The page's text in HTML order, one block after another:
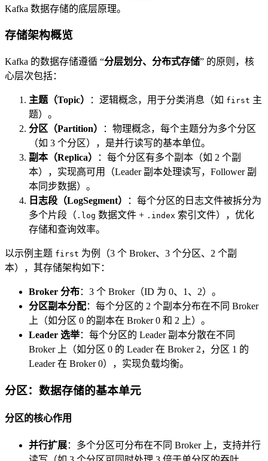
Kafka 数据存储的底层原理。
存储架构概览
Kafka 的数据存储遵循 “分层划分、分布式存储” 的原则，核
心层次包括：
主题（Topic） ：逻辑概念，用于分类消息（如 first 主
题）。
分区（Partition）
：物理概念，每个主题分为多个分区
（如 3 个分区），是并行读写的基本单位。
副本（Replica）
：每个分区有多个副本（如 2 个副
本），实现高可用（Leader 副本处理读写，Follower 副
本同步数据）。
日志段（LogSegment）
：每个分区的日志文件被拆分为
多个片段（ .log 数据文件 + .index 索引文件），优化
存储和查询效率。
以示例主题 first 为例（3 个 Broker、3 个分区、2 个副
本），其存储架构如下：
Broker 分布：3 个 Broker（ID 为 0、1、2）。
分区副本分配：每个分区的 2 个副本分布在不同 Broker
上（如分区 0 的副本在 Broker 0 和 2 上）。
Leader 选举：每个分区的 Leader 副本分散在不同
Broker 上（如分区 0 的 Leader 在 Broker 2，分区 1 的
Leader 在 Broker 0），实现负载均衡。
分区：数据存储的基本单元
分区的核心作用
并行扩展：多个分区可分布在不同 Broker 上，支持并行